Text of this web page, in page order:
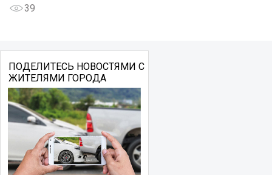
39
ПОДЕЛИТЕСЬ НОВОСТЯМИ С
ЖИТЕЛЯМИ ГОРОДА